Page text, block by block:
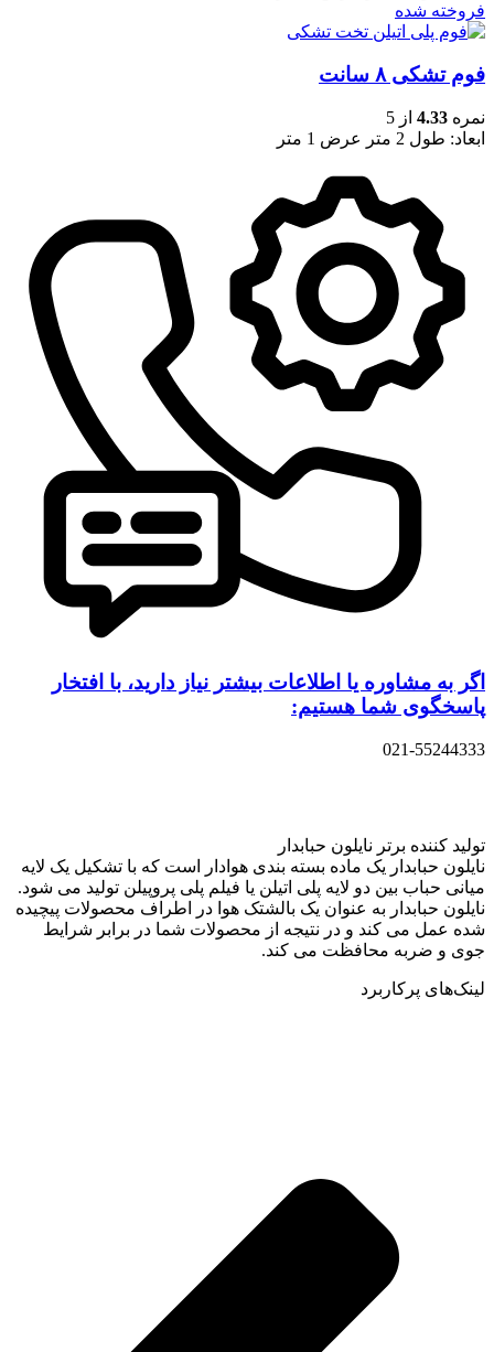
فروخته شده
فوم تشکی ۸ سانت
نمره 4.33 از 5
ابعاد: طول 2 متر عرض 1 متر
اگر به مشاوره یا اطلاعات بیشتر نیاز دارید، با افتخار
پاسخگوی شما هستیم:
021-55244333
تولید کننده برتر نایلون حبابدار
نایلون حبابدار یک ماده بسته بندی هوادار است که با تشکیل یک لایه
میانی حباب بین دو لایه پلی اتیلن یا فیلم پلی پروپیلن تولید می شود.
نایلون حبابدار به عنوان یک بالشتک هوا در اطراف محصولات پیچیده
شده عمل می کند و در نتیجه از محصولات شما در برابر شرایط
جوی و ضربه محافظت می کند.
لینک‌های پرکاربرد